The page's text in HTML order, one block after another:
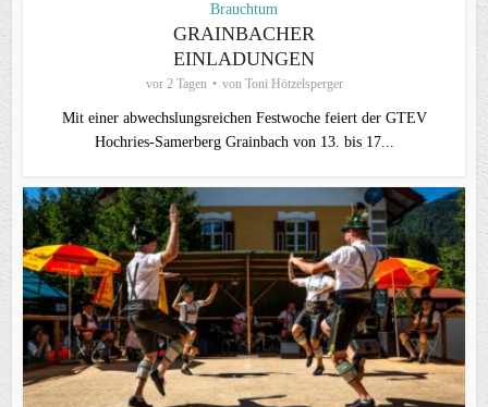
Brauchtum
GRAINBACHER
EINLADUNGEN
vor 2 Tagen von Toni Hötzelsperger
Mit einer abwechslungsreichen Festwoche feiert der GTEV
Hochries-Samerberg Grainbach von 13. bis 17...